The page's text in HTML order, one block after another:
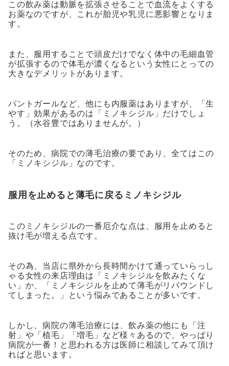
この飲み薬は動脈を拡張させることで血流をよくする
お薬なのですが、これが胎児や乳児に悪影響となりま
す。
また、服用することで頭皮だけでなく体中の毛細血管
が拡張するので体毛が濃くなるという女性にとっての
大きなデメリットがあります。
パントガールなど、他にも内服薬はありますが、「生
やす」効果があるのは「ミノキシジル」だけでしょ
う。（水谷豊ではありませんが。）
そのため、病院での薄毛治療の要であり、全てはこの
「ミノキシジル」なのです。
服用を止めると薄毛に戻るミノキシジル
このミノキシジルの一番厄介な点は、服用を止めると
抜け毛が増える点です。
その為、当店に県外から長時間かけて通っていらっし
ゃる女性の来店理由は「ミノキシジルを飲みたくな
い」か、「ミノキシジルを止めて薄毛がリバウンドし
てしまった。」という悩みであることが多いです。
しかし、病院の薄毛治療には、飲み薬の他にも「注
射」や「植毛」「増毛」など様々あるので、やっぱり
病院が一番！と思われる方は医師に相談してみて頂け
ればと思います。